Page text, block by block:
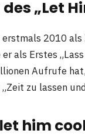
„Let
2010
als Erstes
Aufrufe
zu lassen
let him